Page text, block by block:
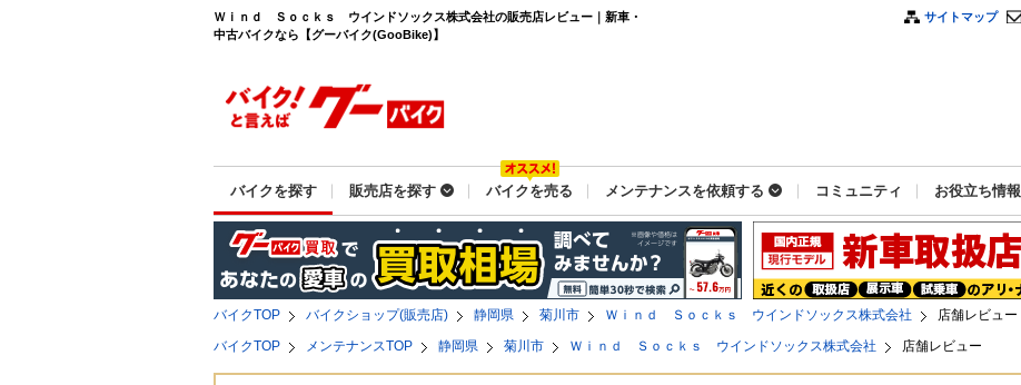
Ｗｉｎｄ Ｓｏｃｋｓ ウインドソックス株式会社の販売店レビュー｜新車・
中古バイクなら【グーバイク(GooBike)】
サイトマップ
バイクを探す 販売店を探す バイクを売る メンテナンスを依頼する コミュニティ お役立ち情報
バイクTOP バイクショップ(販売店) 静岡県 菊川市 Ｗｉｎｄ Ｓｏｃｋｓ ウインドソックス株式会社
店舗レビュー
バイクTOP
メンテナンスTOP 静岡県 菊川市 Ｗｉｎｄ Ｓｏｃｋｓ ウインドソックス株式会社 店舗レビュー